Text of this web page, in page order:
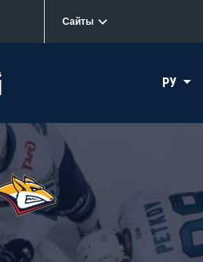
Сайты
РУ